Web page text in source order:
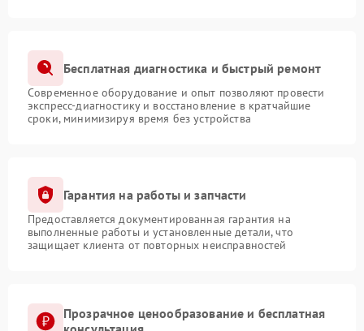
Бесплатная диагностика и быстрый ремонт
Современное оборудование и опыт позволяют провести
экспресс-диагностику и восстановление в кратчайшие
сроки, минимизируя время без устройства
Гарантия на работы и запчасти
Предоставляется документированная гарантия на
выполненные работы и установленные детали, что
защищает клиента от повторных неисправностей
Прозрачное ценообразование и бесплатная